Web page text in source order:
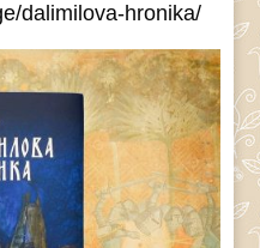
dalimilova-hronika/